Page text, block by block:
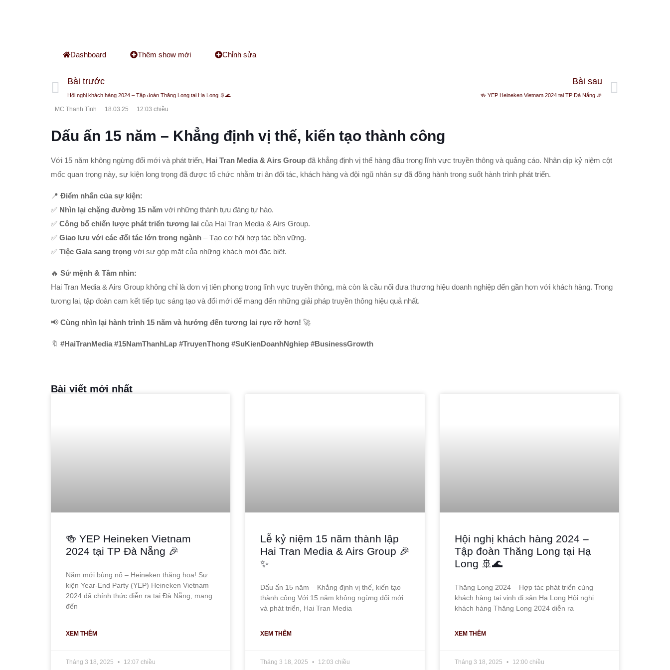
Dashboard Thêm show mới Chỉnh sửa
Bài trước
Hội nghị khách hàng 2024 – Tập đoàn Thăng Long tại Hạ Long 🚢🌊
Bài sau
🍻 YEP Heineken Vietnam 2024 tại TP Đà Nẵng 🎉
MC Thanh Tình 18.03.25 12:03 chiều
Dấu ấn 15 năm – Khẳng định vị thế, kiến tạo thành công
Với 15 năm không ngừng đổi mới và phát triển, Hai Tran Media & Airs Group đã khẳng định vị thế hàng đầu trong lĩnh vực truyền thông và quảng cáo. Nhân dịp kỷ niệm cột
mốc quan trọng này, sự kiện long trọng đã được tổ chức nhằm tri ân đối tác, khách hàng và đội ngũ nhân sự đã đồng hành trong suốt hành trình phát triển.
📍 Điểm nhấn của sự kiện:
✅ Nhìn lại chặng đường 15 năm với những thành tựu đáng tự hào.
✅ Công bố chiến lược phát triển tương lai của Hai Tran Media & Airs Group.
✅ Giao lưu với các đối tác lớn trong ngành – Tạo cơ hội hợp tác bền vững.
✅ Tiệc Gala sang trọng với sự góp mặt của những khách mời đặc biệt.
🔥 Sứ mệnh & Tầm nhìn:
Hai Tran Media & Airs Group không chỉ là đơn vị tiên phong trong lĩnh vực truyền thông, mà còn là cầu nối đưa thương hiệu doanh nghiệp đến gần hơn với khách hàng. Trong
tương lai, tập đoàn cam kết tiếp tục sáng tạo và đổi mới để mang đến những giải pháp truyền thông hiệu quả nhất.
📢 Cùng nhìn lại hành trình 15 năm và hướng đến tương lai rực rỡ hơn! 🚀
🔖 #HaiTranMedia #15NamThanhLap #TruyenThong #SuKienDoanhNghiep #BusinessGrowth
Bài viết mới nhất
🍻 YEP Heineken Vietnam
2024 tại TP Đà Nẵng 🎉
Năm mới bùng nổ – Heineken thăng hoa! Sự
kiện Year-End Party (YEP) Heineken Vietnam
2024 đã chính thức diễn ra tại Đà Nẵng, mang
đến
XEM THÊM
Tháng 3 18, 2025 12:07 chiều
Lễ kỷ niệm 15 năm thành lập
Hai Tran Media & Airs Group 🎉
✨
Dấu ấn 15 năm – Khẳng định vị thế, kiến tạo
thành công Với 15 năm không ngừng đổi mới
và phát triển, Hai Tran Media
XEM THÊM
Tháng 3 18, 2025 12:03 chiều
Hội nghị khách hàng 2024 –
Tập đoàn Thăng Long tại Hạ
Long 🚢🌊
Thăng Long 2024 – Hợp tác phát triển cùng
khách hàng tại vịnh di sản Hạ Long Hội nghị
khách hàng Thăng Long 2024 diễn ra
XEM THÊM
Tháng 3 18, 2025 12:00 chiều